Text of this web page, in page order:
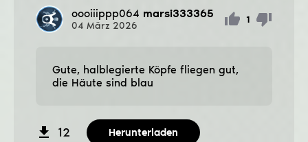
oooiiippp064 marsi333365
04 März 2026
1
Gute, halblegierte Köpfe fliegen gut,
die Häute sind blau
12 Herunterladen